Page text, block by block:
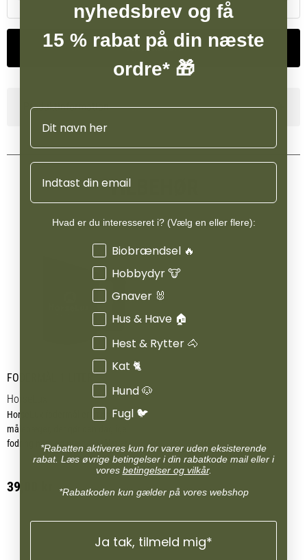
Tilføj til kurv
Produktinformation
TILBEHØR
FODERMÅL 1 LITER
HorseLux
HorseLux fodermål er et praktisk
målebæger, der gør den daglige
fodring nem og præcis. Målet er
fremstillet i robust plast og har en
solid hank, som ligger godt i hånden
og sikrer et stabilt greb, når du
fodermålet velegnet til både müsli,
39,00 kr
nyhedsbrev og få
15 % rabat på din næste
ordre* 🎁
Navn
Email
Hvad er du interesseret i? (Vælg en eller flere):
Interesser
Biobrændsel 🔥
Hobbydyr 🐮
Gnaver 🐰
Hus & Have 🏠
Hest & Rytter 🐴
Kat 🐈
Hund 🐶
Fugl 🐦
*Rabatten aktiveres kun for varer uden eksisterende
rabat. Læs øvrige betingelser i din rabatkode mail eller i
vores betingelser og vilkår.
*Rabatkoden kun gælder på vores webshop
Ja tak, tilmeld mig*